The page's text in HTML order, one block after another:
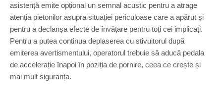
asistență emite opțional un semnal acustic pentru a atrage
atenția pietonilor asupra situației periculoase care a apărut și
pentru a declanșa efecte de învățare pentru toți cei implicați.
Pentru a putea continua deplaserea cu stivuitorul după
emiterea avertismentului, operatorul trebuie să aducă pedala
de accelerație înapoi în poziția de pornire, ceea ce crește și
mai mult siguranța.